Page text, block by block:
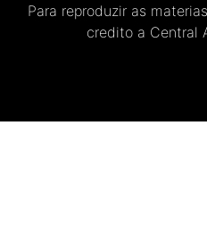
Para reproduzir as
credito a Central